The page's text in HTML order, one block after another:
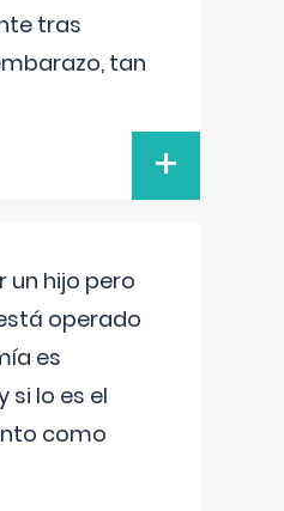
tras
tan
+
un hijo pero
operado
es
si lo es el
como